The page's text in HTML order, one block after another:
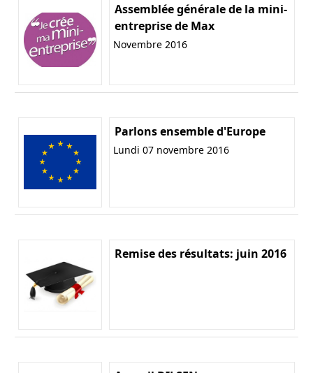
Assemblée générale de la mini-
entreprise de Max
Novembre 2016
Parlons ensemble d'Europe
Lundi 07 novembre 2016
Remise des résultats: juin 2016